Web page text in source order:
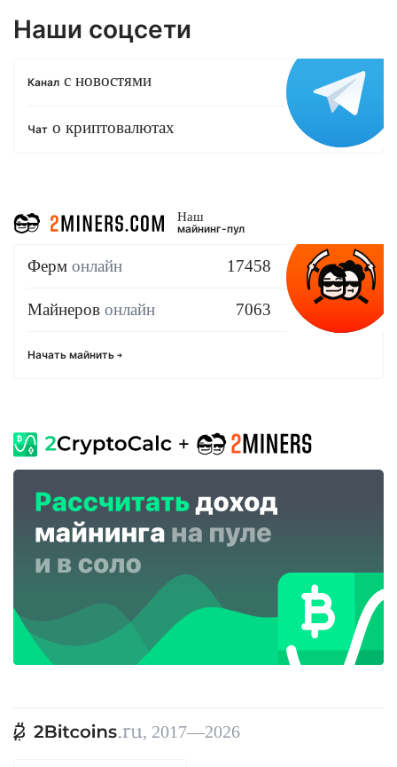
Наши соцсети
Канал с новостями
Чат о криптовалютах
Наш
майнинг-пул
Ферм онлайн 17458
Майнеров онлайн 7063
Начать майнить
, 2017—2026